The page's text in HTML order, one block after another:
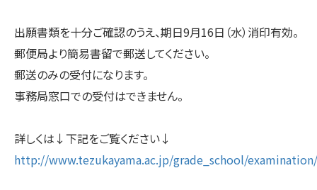
出願書類を十分ご確認のうえ、期日9月16日（水）消印有効。
郵便局より簡易書留で郵送してください。
郵送のみの受付になります。
事務局窓口での受付はできません。
詳しくは↓下記をご覧ください↓
http://www.tezukayama.ac.jp/grade_school/